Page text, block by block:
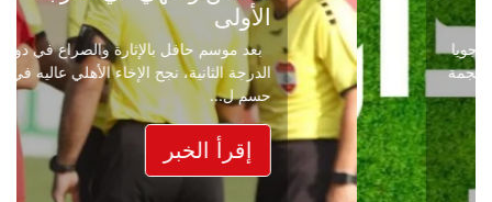
الأولى
بعد موسم حافل بالإثارة والصراع في دوري
الدرجة الثانية، نجح الإخاء الأهلي عاليه في
حسم ل...
إقرأ الخبر